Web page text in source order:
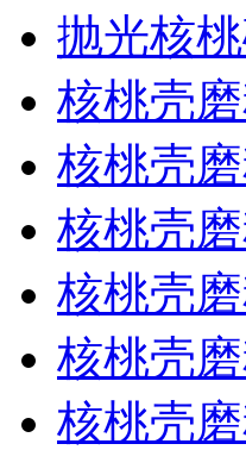
抛光核
核桃壳
核桃壳
核桃壳
核桃壳
核桃壳
核桃壳